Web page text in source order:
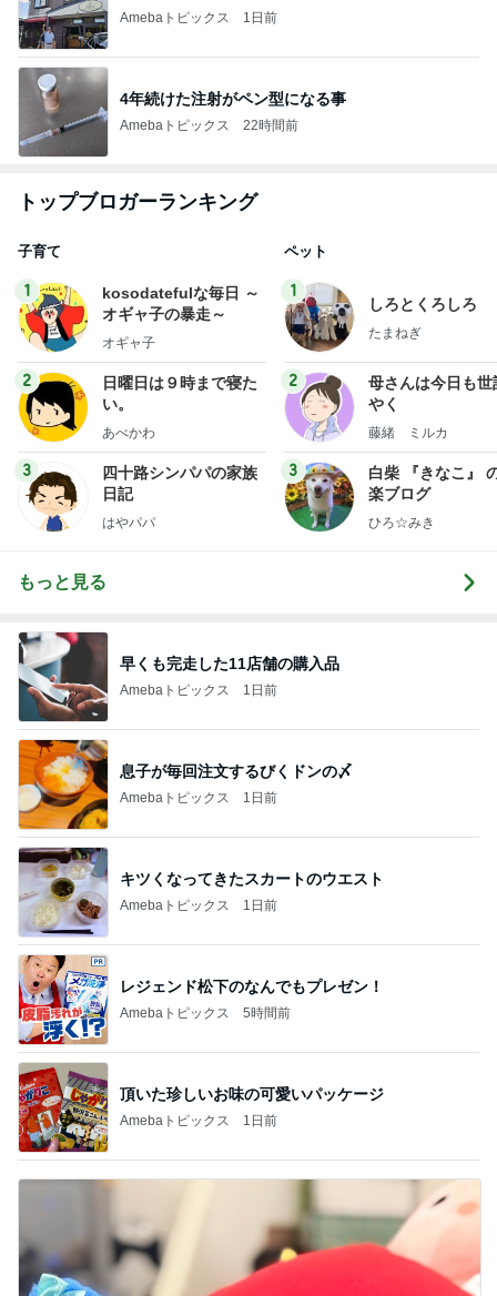
Amebaトピックス 1日前
4年続けた注射がペン型になる事
Amebaトピックス 22時間前
トップブロガーランキング
子育て
1
kosodatefulな毎日 ～
オギャ子の暴走～
オギャ子
2
日曜日は９時まで寝た
い。
あべかわ
3
四十路シンパパの家族
日記
はやパパ
ペット
1
しろとくろしろ
たまねぎ
2
母さんは今日も世
やく
藤緒 ミルカ
3
白柴 『きなこ』
楽ブログ
ひろ☆みき
もっと見る
早くも完走した11店舗の購入品
Amebaトピックス 1日前
息子が毎回注文するびくドンの〆
Amebaトピックス 1日前
キツくなってきたスカートのウエスト
Amebaトピックス 1日前
レジェンド松下のなんでもプレゼン！
Amebaトピックス 5時間前
頂いた珍しいお味の可愛いパッケージ
Amebaトピックス 1日前